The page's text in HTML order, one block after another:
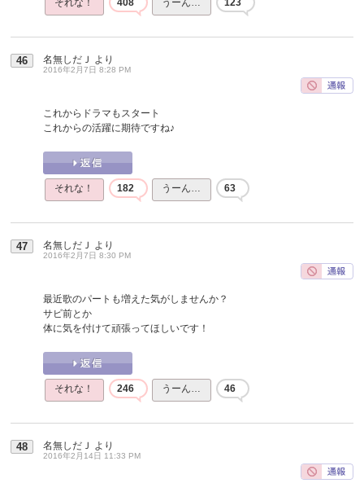
46 名無しだＪ より
2016年2月7日 8:28 PM
これからドラマもスタート
これからの活躍に期待ですね♪
それな！ 182 うーん… 63
47 名無しだＪ より
2016年2月7日 8:30 PM
最近歌のパートも増えた気がしませんか？
サビ前とか
体に気を付けて頑張ってほしいです！
それな！ 246 うーん… 46
48 名無しだＪ より
2016年2月14日 11:33 PM